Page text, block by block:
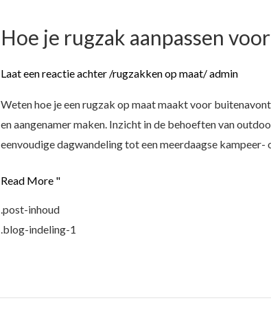
Hoe je rugzak aanpassen
Laat een reactie achter /rugzakken op maat/admin
Weten hoe je een rugzak op maat maakt voor
en aangenamer maken. Inzicht in de behoeften van
eenvoudige dagwandeling tot een meerdaagse
Hoe
rugzak
voor
buitenavonturen
Read More "
.post-inhoud
.blog-indeling-1